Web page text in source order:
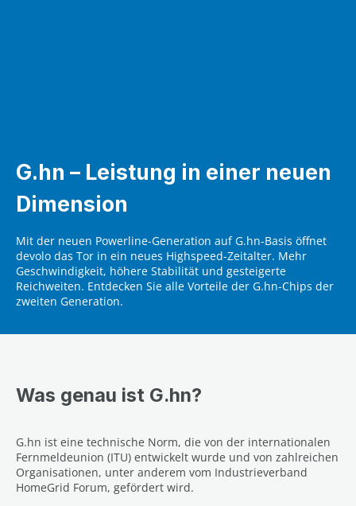
G.hn – Leistung in einer neuen
Dimension
Mit der neuen Powerline-Generation auf G.hn-Basis öffnet
devolo das Tor in ein neues Highspeed-Zeitalter. Mehr
Geschwindigkeit, höhere Stabilität und gesteigerte
Reichweiten. Entdecken Sie alle Vorteile der G.hn-Chips der
zweiten Generation.
Was genau ist G.hn?
G.hn ist eine technische Norm, die von der internationalen
Fernmeldeunion (ITU) entwickelt wurde und von zahlreichen
Organisationen, unter anderem vom Industrieverband
HomeGrid Forum, gefördert wird.